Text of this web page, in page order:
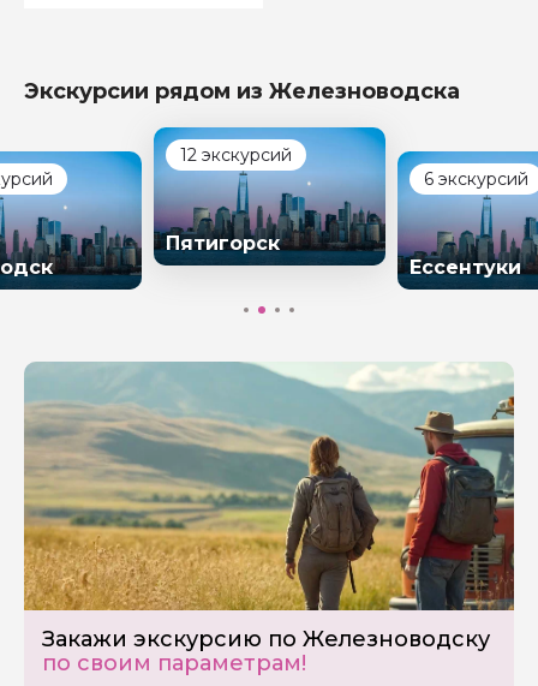
Экскурсии рядом из Железноводска
12 экскурсий
Пятигорск
6 экскурсий
Ессентуки
Закажи экскурсию по Железноводску
по своим параметрам!